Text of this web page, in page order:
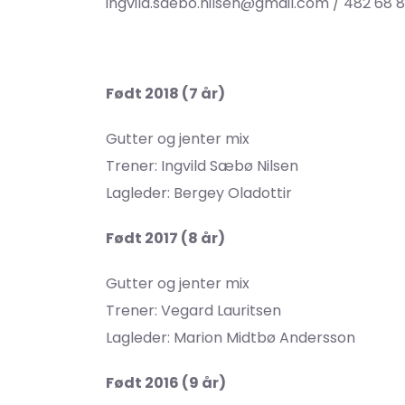
Født 2018 (7 år)
Gutter og jenter mix
Trener: Ingvild Sæbø Nilsen
Lagleder: Bergey Oladottir
Født 2017 (8 år)
Gutter og jenter mix
Trener: Vegard Lauritsen
Lagleder: Marion Midtbø Andersson
Født 2016 (9 år)